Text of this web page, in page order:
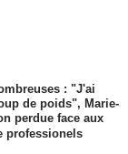
: "J'ai
de poids", Marie-
perdue face aux
professionels